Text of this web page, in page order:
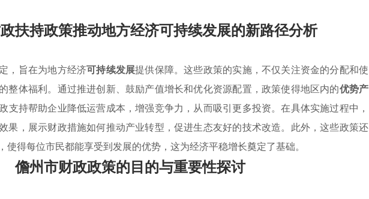
扶持政策推动地方经济可持续发展的新路径分析
，旨在为地方经济可持续发展提供保障。这些政策的实施，不仅关注资金的分配和使
整体福利。通过推进创新、鼓励产值增长和优化资源配置，政策使得地区内的优势产
支持帮助企业降低运营成本，增强竞争力，从而吸引更多投资。在具体实施过程中，
果，展示财政措施如何推动产业转型，促进生态友好的技术改造。此外，这些政策还
使得每位市民都能享受到发展的优势，这为经济平稳增长奠定了基础。
儋州市财政政策的目的与重要性探讨